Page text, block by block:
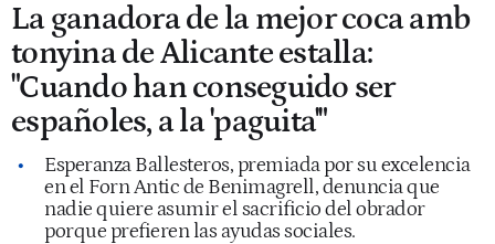
La ganadora de la mejor coca amb
tonyina de Alicante estalla:
"Cuando han conseguido ser
españoles, a la 'paguita'"
Esperanza Ballesteros, premiada por su excelencia
en el Forn Antic de Benimagrell, denuncia que
nadie quiere asumir el sacrificio del obrador
porque prefieren las ayudas sociales.